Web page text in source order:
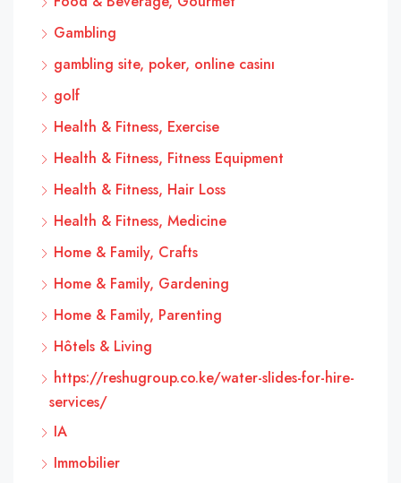
Gambling
gambling site, poker, online casinı
golf
Health & Fitness, Exercise
Health & Fitness, Fitness Equipment
Health & Fitness, Hair Loss
Health & Fitness, Medicine
Home & Family, Crafts
Home & Family, Gardening
Home & Family, Parenting
Hôtels & Living
https://reshugroup.co.ke/water-slides-for-hire-
services/
IA
Immobilier